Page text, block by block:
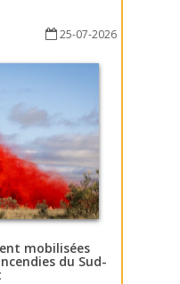
25-07-2026
mobilisées
du Sud-